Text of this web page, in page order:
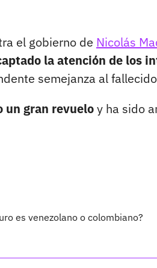
el gobierno de Nicolás
la atención de los
semejanza al
un gran revueloy ha sido
es venezolano o colombiano?